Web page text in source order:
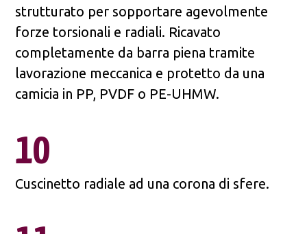
strutturato per sopportare agevolmente
forze torsionali e radiali. Ricavato
completamente da barra piena tramite
lavorazione meccanica e protetto da una
camicia in PP, PVDF o PE-UHMW.
10
Cuscinetto radiale ad una corona di sfere.